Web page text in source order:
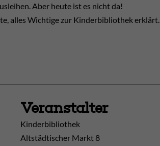
Aber heute ist es nicht da!
alles Wichtige zur Kinderbibliothek erklärt.
Veranstalter
Kinderbibliothek
Altstädtischer Markt 8